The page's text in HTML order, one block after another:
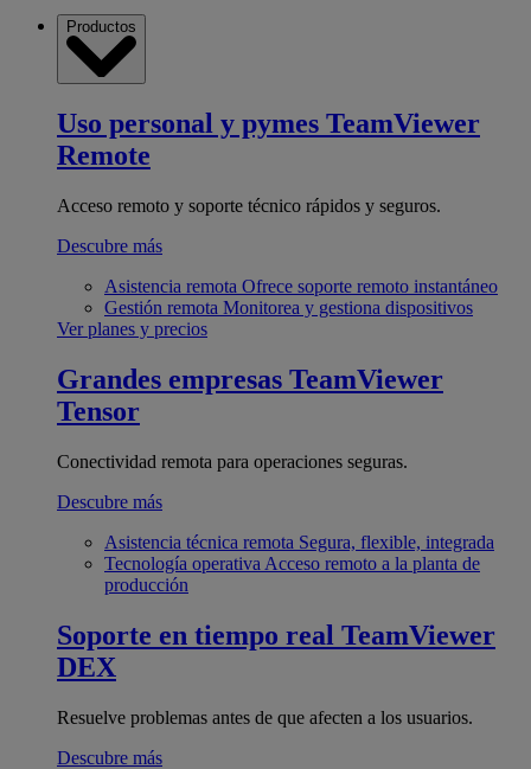
Productos
Uso personal y pymes TeamViewer
Remote
Acceso remoto y soporte técnico rápidos y seguros.
Descubre más
Asistencia remota Ofrece soporte remoto instantáneo
Gestión remota Monitorea y gestiona dispositivos
Ver planes y precios
Grandes empresas TeamViewer
Tensor
Conectividad remota para operaciones seguras.
Descubre más
Asistencia técnica remota Segura, flexible, integrada
Tecnología operativa Acceso remoto a la planta de
producción
Soporte en tiempo real TeamViewer
DEX
Resuelve problemas antes de que afecten a los usuarios.
Descubre más